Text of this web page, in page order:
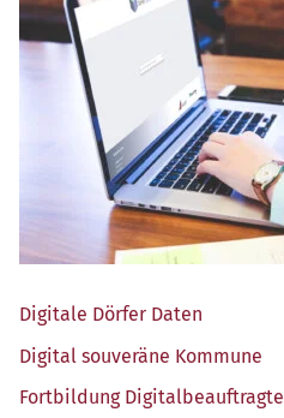
Digi­ta­le Dör­fer Daten
Digi­tal sou­ve­rä­ne Kommune
Fort­bil­dung Digitalbeauftragte